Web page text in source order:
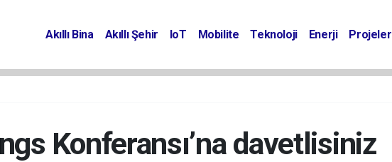
Akıllı Bina Akıllı Şehir IoT Mobilite Teknoloji Enerji Projeler
Konferansı’na davetlisiniz